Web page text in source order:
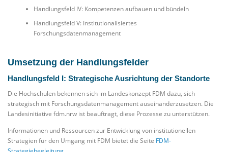
Handlungsfeld IV: Kompetenzen aufbauen und bündeln
Handlungsfeld V: Institutionalisiertes
Forschungsdatenmanagement
Umsetzung der Handlungsfelder
Handlungsfeld I: Strategische Ausrichtung der Standorte
Die Hochschulen bekennen sich im Landeskonzept FDM dazu, sich
strategisch mit Forschungsdatenmanagement auseinanderzusetzen. Die
Landesinitiative fdm.nrw ist beauftragt, diese Prozesse zu unterstützen.
Informationen und Ressourcen zur Entwicklung von institutionellen
Strategien für den Umgang mit FDM bietet die Seite FDM-